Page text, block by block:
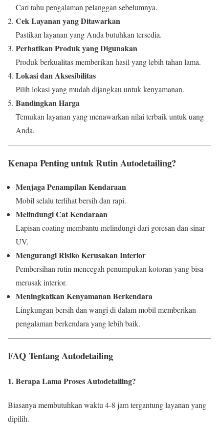
Cari tahu pengalaman pelanggan sebelumnya.
Cek Layanan yang Ditawarkan
Pastikan layanan yang Anda butuhkan tersedia.
Perhatikan Produk yang Digunakan
Produk berkualitas memberikan hasil yang lebih tahan lama.
Lokasi dan Aksesibilitas
Pilih lokasi yang mudah dijangkau untuk kenyamanan.
Bandingkan Harga
Temukan layanan yang menawarkan nilai terbaik untuk uang
Anda.
Kenapa Penting untuk Rutin Autodetailing?
Menjaga Penampilan Kendaraan
Mobil selalu terlihat bersih dan rapi.
Melindungi Cat Kendaraan
Lapisan coating membantu melindungi dari goresan dan sinar
UV.
Mengurangi Risiko Kerusakan Interior
Pembersihan rutin mencegah penumpukan kotoran yang bisa
merusak interior.
Meningkatkan Kenyamanan Berkendara
Lingkungan bersih dan wangi di dalam mobil memberikan
pengalaman berkendara yang lebih baik.
FAQ Tentang Autodetailing
1. Berapa Lama Proses Autodetailing?
Biasanya membutuhkan waktu 4-8 jam tergantung layanan yang
dipilih.